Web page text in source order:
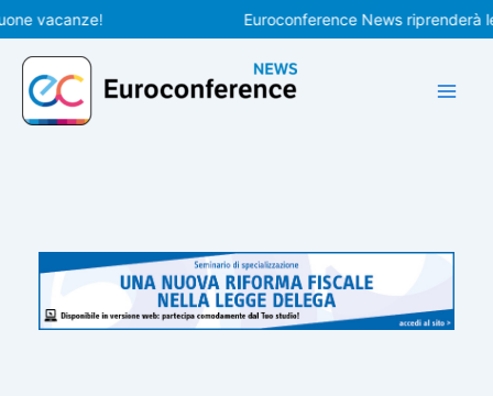
Vai
al
contenuto
Euroconference News riprenderà le